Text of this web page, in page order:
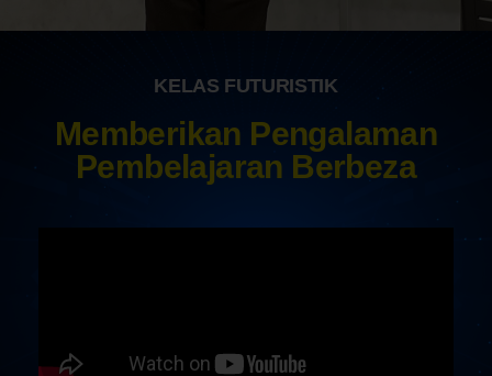
KELAS FUTURISTIK
Memberikan Pengalaman
Pembelajaran Berbeza